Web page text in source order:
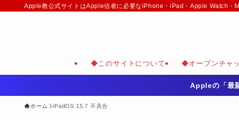
Apple教公式サイトはApple信者に必要なiPhone・iPad・Apple Watch・
◆このサイトについて ◆オープンチャ
Appleの「最
ホーム iPadOS 15.7 不具合